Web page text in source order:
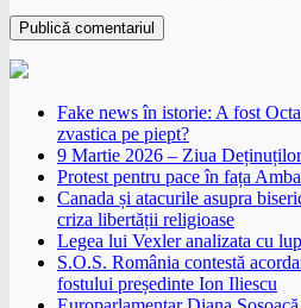
Fake news în istorie: A fost
zvastica pe piept?
9 Martie 2026 – Ziua
Protest pentru pace în fața
Canada și atacurile asupra
criza libertății religioase
Legea lui Vexler analizata cu
S.O.S. România contestă
fostului președinte Ion Iliescu